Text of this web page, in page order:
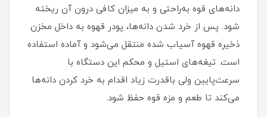
دانه‌های قوه به‌راحتی و به میزان کافی درون آن ریخته
شود. پس از خرد شدن دانه‌ها، پودر قهوه به داخل مخزن
ذخیره قهوه آسیاب شده منتقل می‌شود و آماده استفاده
است. تیغه‌های استیل و محکم این دستگاه با
سرعت‌پایین ولی باقدرت زیاد اقدام به خرد کردن دانه‌ها
می‌کند تا طعم و مزه قوه حفظ شود.